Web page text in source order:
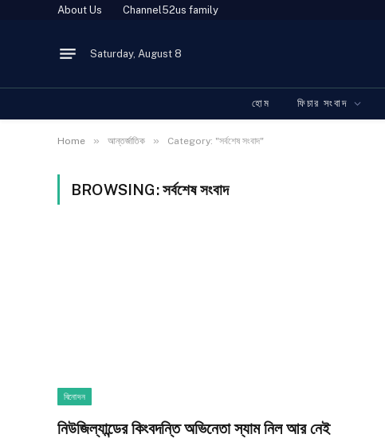
About Us Channel52us family
Saturday, August 8
হোম ফিচার সংবাদ
Home » আন্তর্জাতিক » Category: "সর্বশেষ সংবাদ"
BROWSING:সর্বশেষ সংবাদ
বিনোদন
নিউজিল্যান্ডের কিংবদন্তি অভিনেতা স্যাম নিল আর নেই